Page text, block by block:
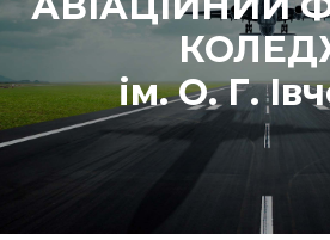
ім. О. Г.